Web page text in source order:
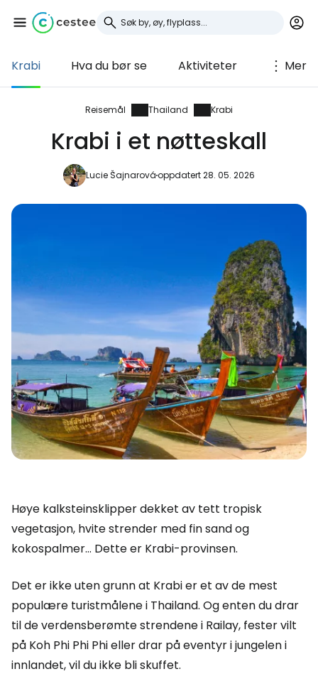
Krabi Hva du bør se Aktiviteter Mer
Reisemål Thailand Krabi
Krabi i et nøtteskall
Lucie Šajnarováoppdatert 28. 05. 2026
Høye kalksteinsklipper dekket av tett tropisk
vegetasjon, hvite strender med fin sand og
kokospalmer... Dette er Krabi-provinsen.
Det er ikke uten grunn at Krabi er et av de mest
populære turistmålene i Thailand. Og enten du drar
til de verdensberømte strendene i Railay, fester vilt
på Koh Phi Phi Phi eller drar på eventyr i jungelen i
innlandet, vil du ikke bli skuffet.
Logg inn på Cestee
... det verdensomspennende
reisefellesskapet
Fortsett med Google
Fortsett med e-post